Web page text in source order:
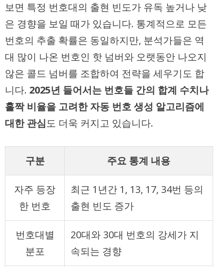
보면 특정 번호대의 출현 빈도가 유독 높거나 낮
은 경향을 보일 때가 있습니다. 통계적으로 모든
번호의 추출 확률은 동일하지만, 분석가들은 역
대 많이 나온 번호인 핫 넘버와 오랫동안 나오지
않은 콜드 넘버를 조합하여 전략을 세우기도 합
니다. 2025년 들어서는 번호들 간의 합계 수치나
홀짝 비율을 고려한 자동 번호 생성 알고리즘에
대한 관심도 더욱 커지고 있습니다.
구분 주요 통계 내용
자주 등장
한 번호
최근 1년간 1, 13, 17, 34번 등의
출현 빈도 증가
번호대별
분포
20대와 30대 번호의 강세가 지
속되는 경향